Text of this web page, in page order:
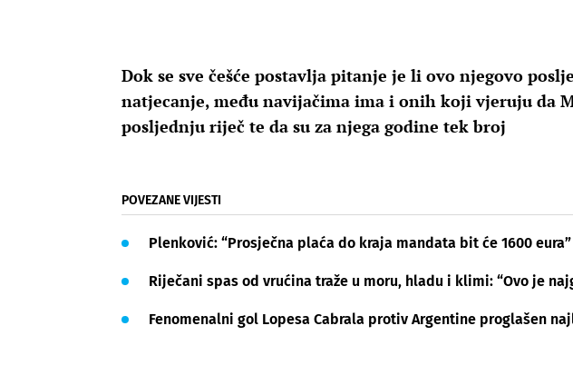
Dok se sve češće postavlja pitanje je li ovo njegovo
natjecanje, među navijačima ima i onih koji vjeruju da
posljednju riječ te da su za njega godine tek broj
POVEZANE VIJESTI
Plenković: “Prosječna plaća do kraja mandata bit će 1600 eura”
Riječani spas od vrućina traže u moru, hladu i klimi: “Ovo je
Fenomenalni gol Lopesa Cabrala protiv Argentine proglašen